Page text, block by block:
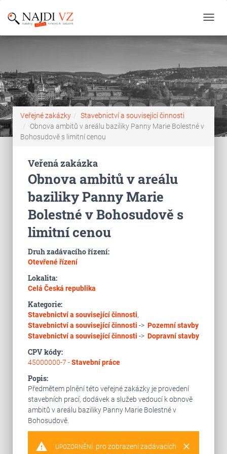
Veřejné zakázky
Stavebnictví a související činnosti
Obnova ambitů v areálu baziliky Panny Marie Bolestné v
Bohosudově s limitní cenou
Veřená zakázka
Obnova ambitů v areálu
baziliky Panny Marie
Bolestné v Bohosudově s
limitní cenou
Druh zadávacího řízení:
Otevřené řízení
Lokalita:
Celá Česká republika
Kategorie:
Stavebnictví a související činnosti,
Stavebnictví a související činnosti -> Pozemní stavby
Stavebnictví a související činnosti -> Dopravní stavby
CPV kódy:
45000000-7 -Stavební práce
Popis:
Předmětem plnění této veřejné zakázky je provedení
stavebních prací, dodávek a služeb vedoucí k obnově
ambitů v areálu baziliky Panny Marie Bolestné v
Bohosudově.
warning clear
UPOZORNĚNÍ: pro zobrazení zadávacích